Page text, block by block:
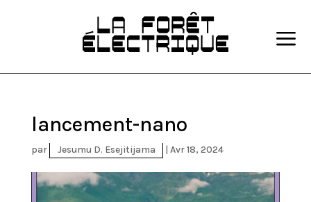
lancement-nano
par Jesumu D. Esejitijama |Avr 18, 2024
a